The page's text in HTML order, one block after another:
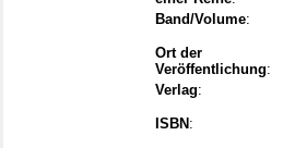
Band/Volume:
Ort der
Veröffentlichung:
Verlag:
ISBN :